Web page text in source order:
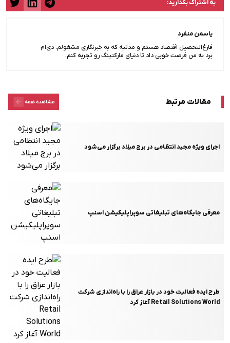
به اشتراک بگذارید:
یاسمن منفرد
فارغ‌التحصیل اقتصاد هستم و مدتیه که به خبرنگاری مشغولم. دی‌ام
برد به من فرصت خوبی داد تا دنیای مارکتینگ رو تجربه کنم.
مقالات مرتبط مشاهده همه
اجرای ویژه مجید انتظامی در برج میلاد برگزار می‌شود
معرفی جایگاه‌های تبلیغاتی سوپراپلیکیشن اسنپ
طرح ایده فعالیت خود در بازار عراق را با راه‌اندازی شرکت
Retail Solutions World آغاز کرد